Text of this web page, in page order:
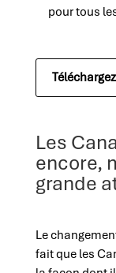
pour tous
Les
encore,
grande
Le
fait que les